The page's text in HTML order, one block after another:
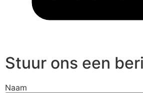
Stuur ons een
Naam